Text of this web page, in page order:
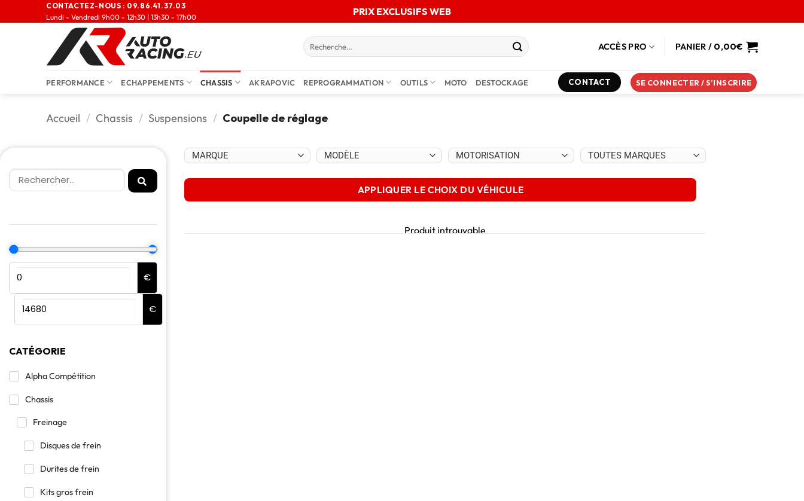
CONTACTEZ-NOUS : 09.86.41.37.03
Lundi - Vendredi 9h00 - 12h30 | 13h30 - 17h00
PRIX EXCLUSIFS WEB
ACCÈS PRO PANIER / 0,00€
PERFORMANCE ECHAPPEMENTS CHASSIS AKRAPOVIC REPROGRAMMATION OUTILS MOTO DESTOCKAGE CONTACT SE CONNECTER / S’INSCRIRE
Accueil / Chassis / Suspensions / Coupelle de réglage
€
€
CATÉGORIE
Alpha Compétition
Chassis
Freinage
Disques de frein
Durites de frein
Kits gros frein
APPLIQUER LE CHOIX DU VÉHICULE
Produit introuvable